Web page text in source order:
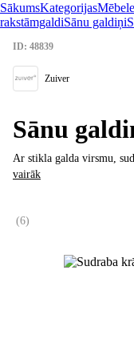
SākumsKategorijas
rakstāmgaldiSānu galdiņi
ID: 48839
Zuiver
Sānu
Ar stikla galda virsmu,
vairāk
(6)